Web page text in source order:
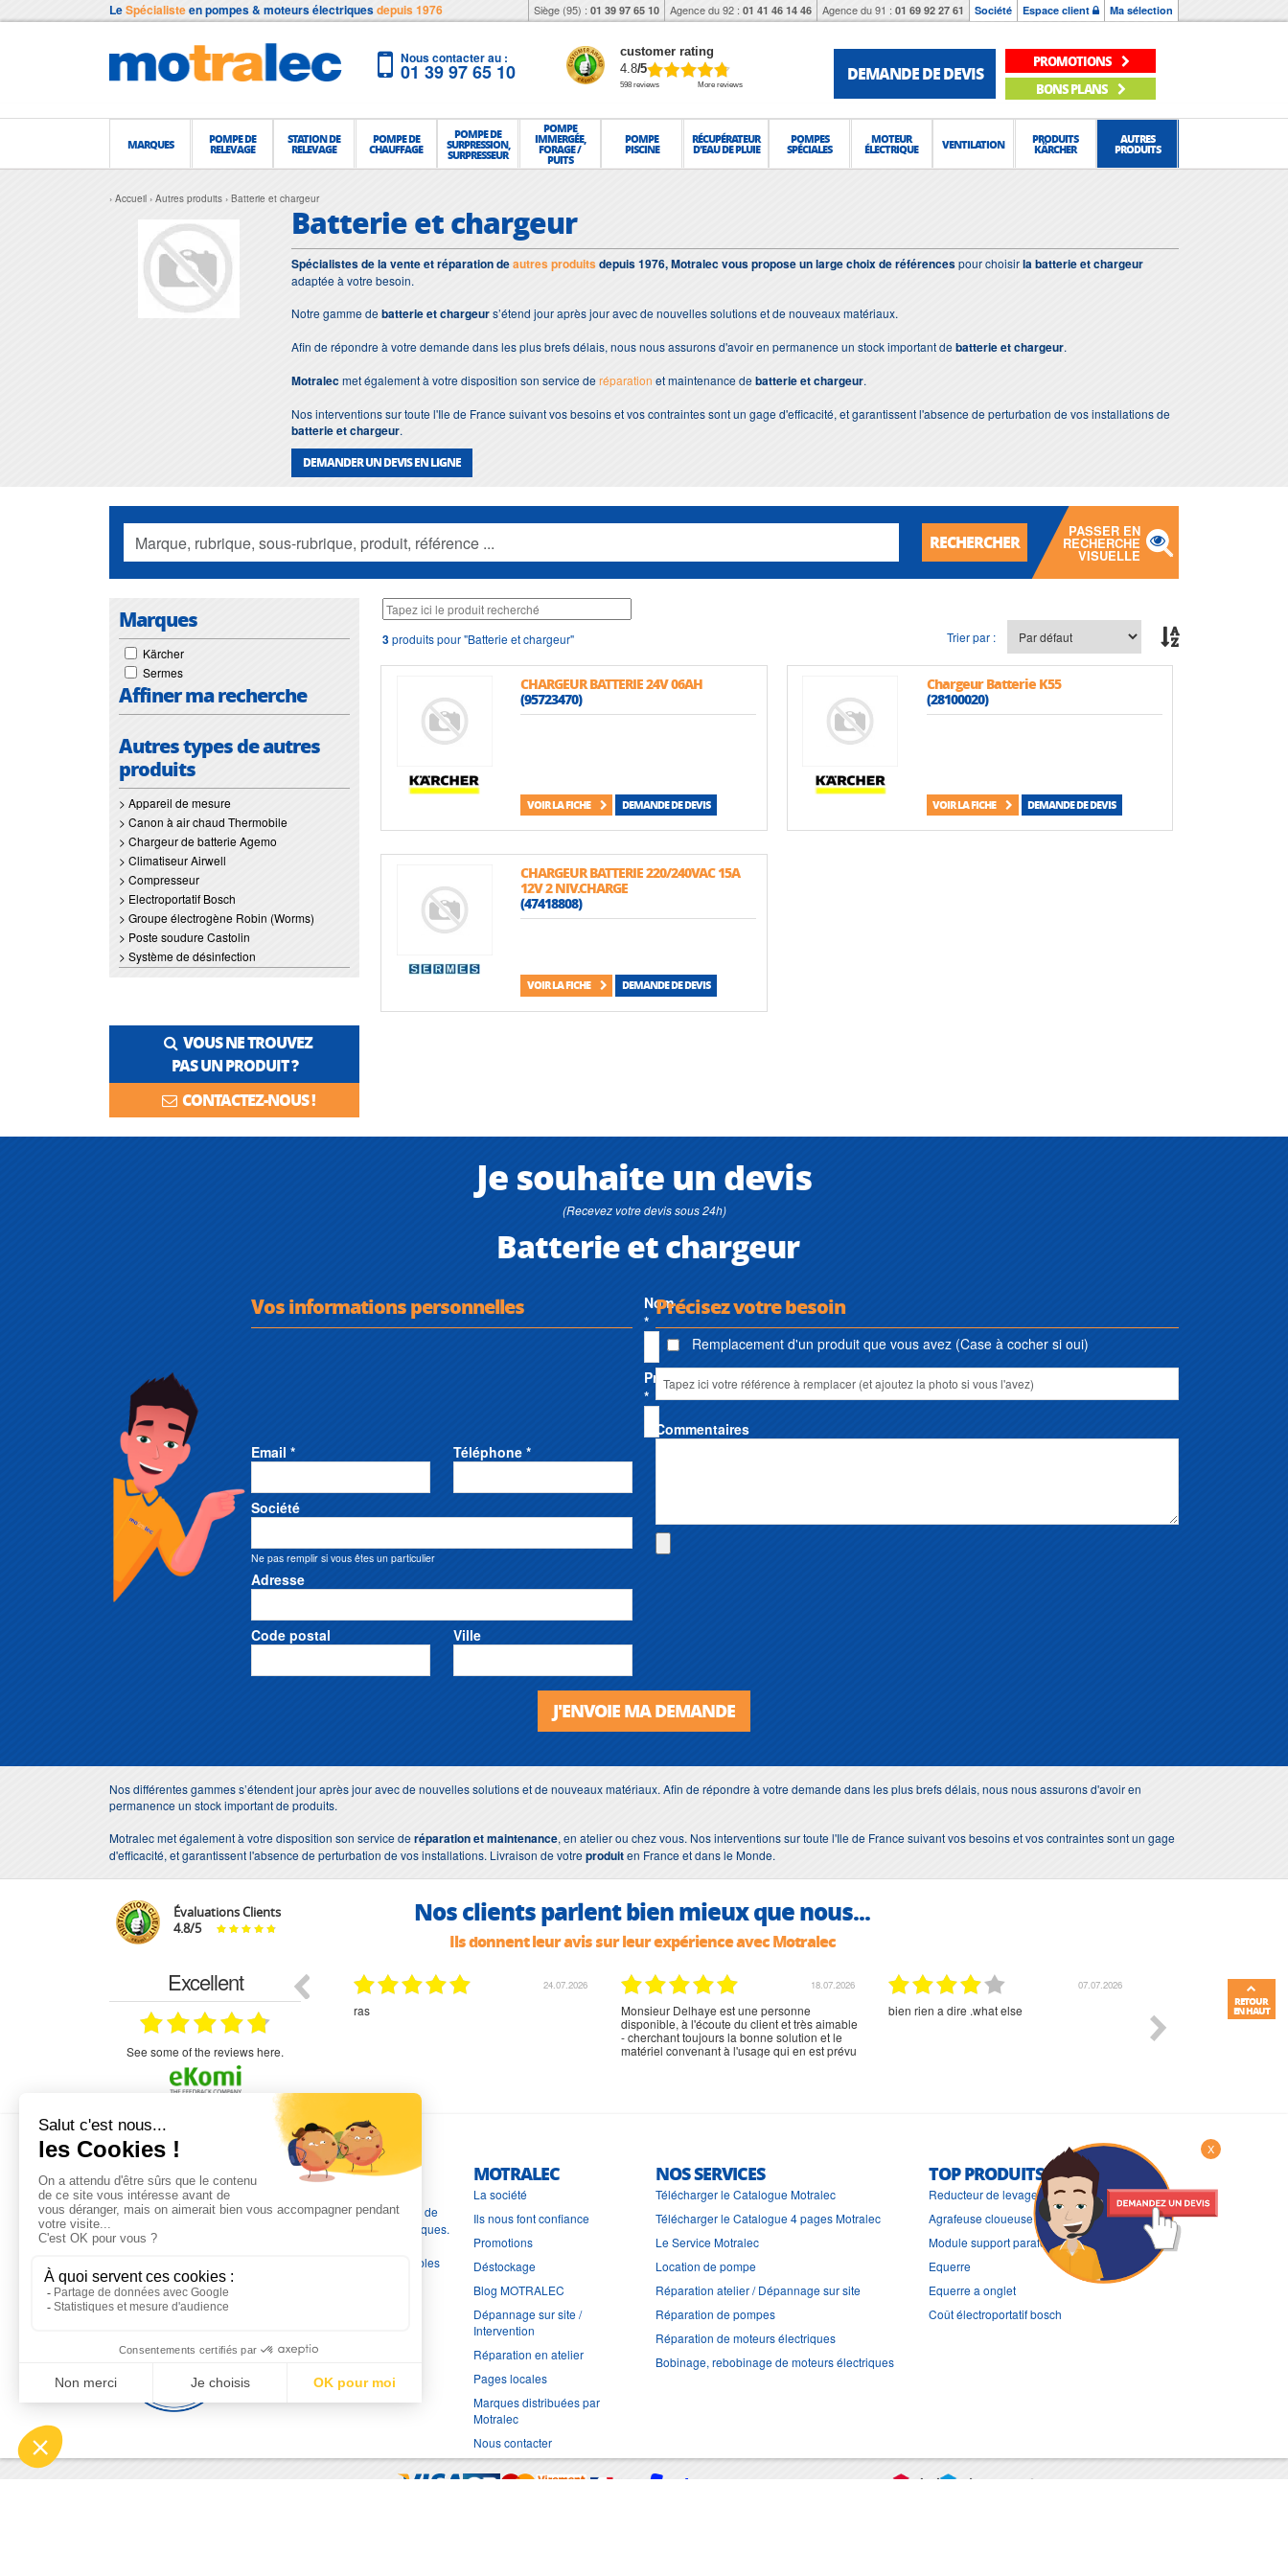
LeSpécialisteen pompes & moteurs électriquesdepuis 1976 Siège (95) : 01 39 97 65 10 Agence du 92 : 01 41 46 14 46 Agence du 91 : 01 69 92 27 61 Société Espace client Ma sélection
Nous contacter au :
01 39 97 65 10
customer rating
4.8/5
598 reviews More reviews
DEMANDE DE DEVIS
PROMOTIONS
BONS PLANS
MARQUES POMPE DE
RELEVAGE
STATION DE
RELEVAGE
POMPE DE
CHAUFFAGE
POMPE DE
SURPRESSION,
SURPRESSEUR
POMPE
IMMERGÉE,
FORAGE /
PUITS
POMPE
PISCINE
RÉCUPÉRATEUR
D'EAU DE PLUIE
POMPES
SPÉCIALES
MOTEUR
ÉLECTRIQUE VENTILATION PRODUITS
KÄRCHER
AUTRES
PRODUITS
Accueil Autres produits Batterie et chargeur
Batterie et chargeur
Spécialistes de la vente et réparation deautres produitsdepuis 1976, Motralec vous propose un large choix de référencespour choisirla batterie et chargeur
adaptée à votre besoin.
Notre gamme debatterie et chargeurs’étend jour après jour avec de nouvelles solutions et de nouveaux matériaux.
Afin de répondre à votre demande dans les plus brefs délais, nous nous assurons d'avoir en permanence un stock important debatterie et chargeur.
Motralecmet également à votre disposition son service deréparation et maintenance debatterie et chargeur.
Nos interventions sur toute l'Ile de France suivant vos besoins et vos contraintes sont un gage d'efficacité, et garantissent l'absence de perturbation de vos installations de
batterie et chargeur.
DEMANDER UN DEVIS EN LIGNE
RECHERCHER
PASSER EN
RECHERCHE
VISUELLE
Marques
Kärcher
Sermes
Affiner ma recherche
Autres types de autres
produits
> Appareil de mesure
> Canon à air chaud Thermobile
> Chargeur de batterie Agemo
> Climatiseur Airwell
> Compresseur
> Electroportatif Bosch
> Groupe électrogène Robin (Worms)
> Poste soudure Castolin
> Système de désinfection
VOUS NE TROUVEZ
PAS UN PRODUIT ?
CONTACTEZ-NOUS !
3produits pour "Batterie et chargeur" Trier par :
CHARGEUR BATTERIE 24V 06AH
(95723470)
VOIR LA FICHE DEMANDE DE DEVIS
Chargeur Batterie K55
(28100020)
VOIR LA FICHE DEMANDE DE DEVIS
CHARGEUR BATTERIE 220/240VAC 15A
12V 2 NIV.CHARGE
(47418808)
VOIR LA FICHE DEMANDE DE DEVIS
Je souhaite un devis
(Recevez votre devis sous 24h)
Batterie et chargeur
Vos informations personnelles
Nom
*
Prénom
*
Email * Téléphone *
Société
Ne pas remplir si vous êtes un particulier
Adresse
Code postal Ville
Précisez votre besoin
Remplacement d'un produit que vous avez (Case à cocher si oui)
Commentaires
J'ENVOIE MA DEMANDE
Nos différentes gammes s’étendent jour après jour avec de nouvelles solutions et de nouveaux matériaux. Afin de répondre à votre demande dans les plus brefs délais, nous nous assurons d'avoir en
permanence un stock important de produits.
Motralec met également à votre disposition son service deréparation et maintenance, en atelier ou chez vous. Nos interventions sur toute l'Ile de France suivant vos besoins et vos contraintes sont un gage
d'efficacité, et garantissent l'absence de perturbation de vos installations. Livraison de votreproduiten France et dans le Monde.
Évaluations Clients
4.8/5 Nos clients parlent bien mieux que nous...
Ils donnent leur avis sur leur expérience avec Motralec
Excellent
see some of the reviews here.
29.03.2026
bonjour commande pompe puit malgré un
appel en dehors des heures d ouverture votre
commercial a géré ma demande le devis reçu
immédiatement un fois le paiement effectue la
commande a été valider l envoi a été un peu
long mais dans l ensemble très satisfait
24.07.2026
ras
18.07.2026
Monsieur Delhaye est une personne
disponible, à l'écoute du client et très aimable
- cherchant toujours la bonne solution et le
matériel convenant à l'usage qui en est prévu
07.07.2026
bien rien a dire .what else
L'EXPERTISE MOTRALEC
Depuis 1976, nous sommes
Franceen pompes de relevage, station de relevage, pompe de
chauffage, suppression, forage, immergée et moteurs électriques.
Nous assurons
, tout en travaillant avec les marques les plus fiables
du marché.
MOTRALEC
La société
Ils nous font confiance
Promotions
Déstockage
Blog MOTRALEC
Dépannage sur site /
Intervention
Réparation en atelier
Pages locales
Marques distribuées par
Motralec
Nous contacter
NOS SERVICES
Télécharger le Catalogue Motralec
Télécharger le Catalogue 4 pages Motralec
Le Service Motralec
Location de pompe
Réparation atelier / Dépannage sur site
Réparation de pompes
Réparation de moteurs électriques
Bobinage, rebobinage de moteurs électriques
TOP PRODUITS
Reducteur de levage
Agrafeuse cloueuse pneumatique
Module support parafoudre
Equerre
Equerre a onglet
Coût électroportatif bosch
X
RETOUR
EN HAUT